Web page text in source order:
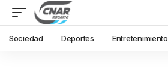
Sociedad Deportes Entretenimiento